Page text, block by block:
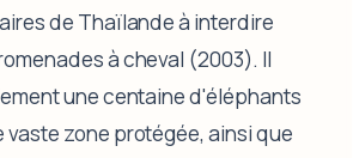
de Thaïlande à interdire
à cheval (2003). Il
une centaine d'éléphants
vaste zone protégée, ainsi que